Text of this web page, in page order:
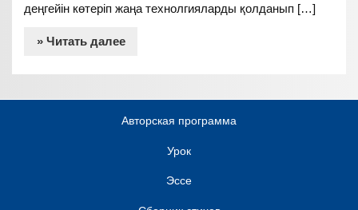
деңгейін көтеріп жаңа технолгияларды қолданып […]
» Читать далее
Авторская программа
Урок
Эссе